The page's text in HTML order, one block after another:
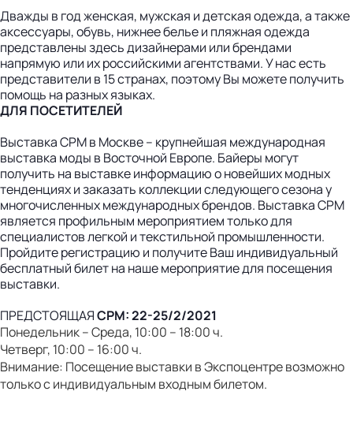
Дважды в год женская, мужская и детская одежда, а также
аксессуары, обувь, нижнее белье и пляжная одежда
представлены здесь дизайнерами или брендами
напрямую или их российскими агентствами. У нас есть
представители в 15 странах, поэтому Вы можете получить
помощь на разных языках.
ДЛЯ ПОСЕТИТЕЛЕЙ
Выставка СРМ в Москве – крупнейшая международная
выставка моды в Восточной Европе. Байеры могут
получить на выставке информацию о новейших модных
тенденциях и заказать коллекции следующего сезона у
многочисленных международных брендов. Bыставка СРМ
является профильным мероприятием только для
специалистов легкой и текстильной промышленности.
Пройдите регистрацию и получите Ваш индивидуальный
бесплатный билет на наше мероприятие для посещения
выставки.
ПРЕДСТОЯЩАЯСРМ: 22-25/2/2021
Понедельник – Среда, 10:00 – 18:00 ч.
Четверг, 10:00 – 16:00 ч.
Внимание: Посещение выставки в Экспоцентре возможно
только с индивидуальным входным билетом.